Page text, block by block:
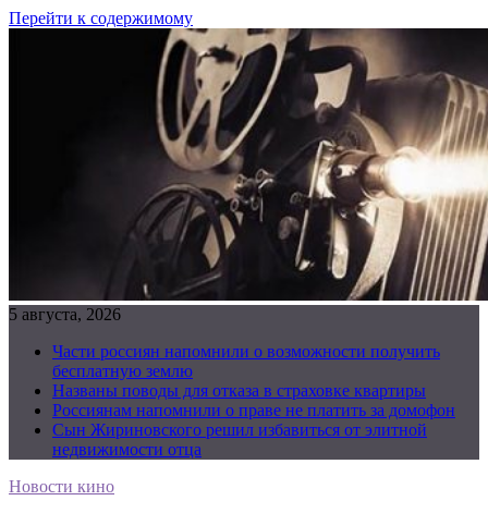
Перейти к содержимому
5 августа, 2026
Части россиян напомнили о возможности получить
бесплатную землю
Названы поводы для отказа в страховке квартиры
Россиянам напомнили о праве не платить за домофон
Сын Жириновского решил избавиться от элитной
недвижимости отца
Новости кино